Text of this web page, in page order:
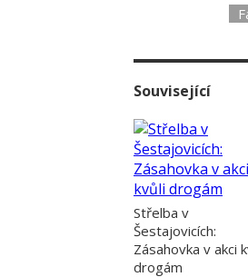
Související
Střelba v
Šestajovicích:
Zásahovka v akci
drogám